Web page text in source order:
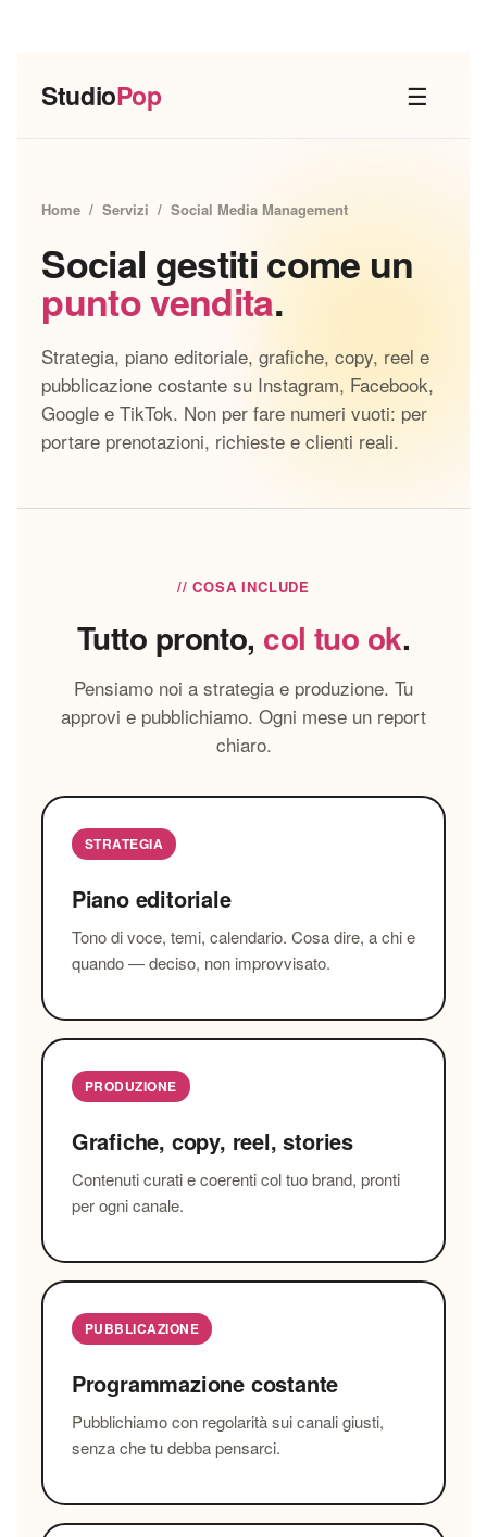
StudioPop ☰
Home /Servizi / Social Media Management
Social gestiti come un
punto vendita.
Strategia, piano editoriale, grafiche, copy, reel e
pubblicazione costante su Instagram, Facebook,
Google e TikTok. Non per fare numeri vuoti: per
portare prenotazioni, richieste e clienti reali.
// COSA INCLUDE
Tutto pronto, col tuo ok.
Pensiamo noi a strategia e produzione. Tu
approvi e pubblichiamo. Ogni mese un report
chiaro.
STRATEGIA
Piano editoriale
Tono di voce, temi, calendario. Cosa dire, a chi e
quando — deciso, non improvvisato.
PRODUZIONE
Grafiche, copy, reel, stories
Contenuti curati e coerenti col tuo brand, pronti
per ogni canale.
PUBBLICAZIONE
Programmazione costante
Pubblichiamo con regolarità sui canali giusti,
senza che tu debba pensarci.